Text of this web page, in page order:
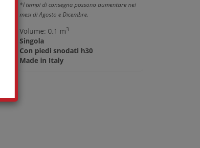
*I tempi di consegna possono aumentare nei
mesi di Agosto e Dicembre.
Volume: 0.1 m3
Singola
Con piedi snodati h30
Made in Italy